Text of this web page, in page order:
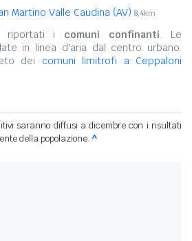
Martino Valle Caudina (AV) 8,4km
riportati i comuni confinanti. Le
in linea d'aria dal centro urbano.
dei comuni limitrofi a Ceppaloni
saranno diffusi a dicembre con i risultati
della popolazione. ^